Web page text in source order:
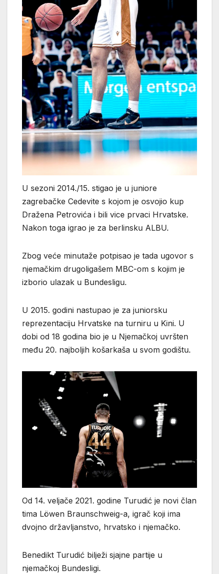
U sezoni 2014./15. stigao je u juniore
zagrebačke Cedevite s kojom je osvojio kup
Dražena Petrovića i bili vice prvaci Hrvatske.
Nakon toga igrao je za berlinsku ALBU.
Zbog veće minutaže potpisao je tada ugovor s
njemačkim drugoligašem MBC-om s kojim je
izborio ulazak u Bundesligu.
U 2015. godini nastupao je za juniorsku
reprezentaciju Hrvatske na turniru u Kini. U
dobi od 18 godina bio je u Njemačkoj uvršten
među 20. najboljih košarkaša u svom godištu.
Od 14. veljače 2021. godine Turudić je novi član
tima Löwen Braunschweig-a, igrač koji ima
dvojno državljanstvo, hrvatsko i njemačko.
Benedikt Turudić bilježi sjajne partije u
njemačkoj Bundesligi.